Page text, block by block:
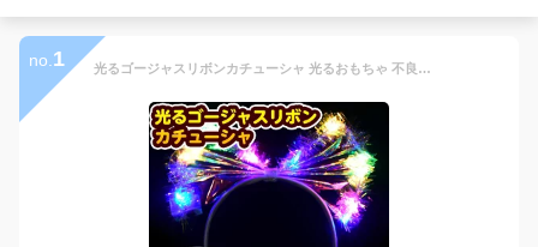
no. 1 光るゴージャスリボンカチューシャ 光るおもちゃ 不良返品不可{ ひかるおもちゃ 光るオモチャ 大量 セット 祭り 問屋 屋台 カチューシャ ヘアアクセサリー 女の子 かわいい }{ 景品 光る おもちゃ お祭り 縁日 子供 子供会 }230[25I10]